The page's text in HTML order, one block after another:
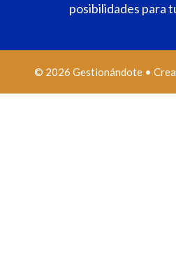
posibilidades para
© 2026 Gestionándote•